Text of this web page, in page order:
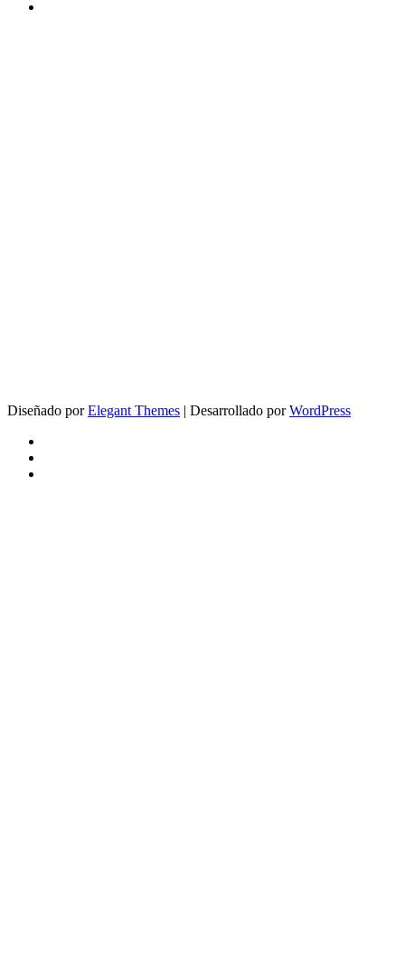
Diseñado porElegant Themes | Desarrollado porWordPress